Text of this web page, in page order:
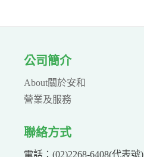
公司簡介
About關於安和
營業及服務
聯絡方式
電話：(02)2268-6408(代表號)